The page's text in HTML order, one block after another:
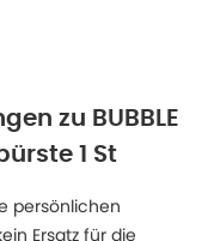
zu BUBBLE
1 St
persönlichen
Ersatz für die